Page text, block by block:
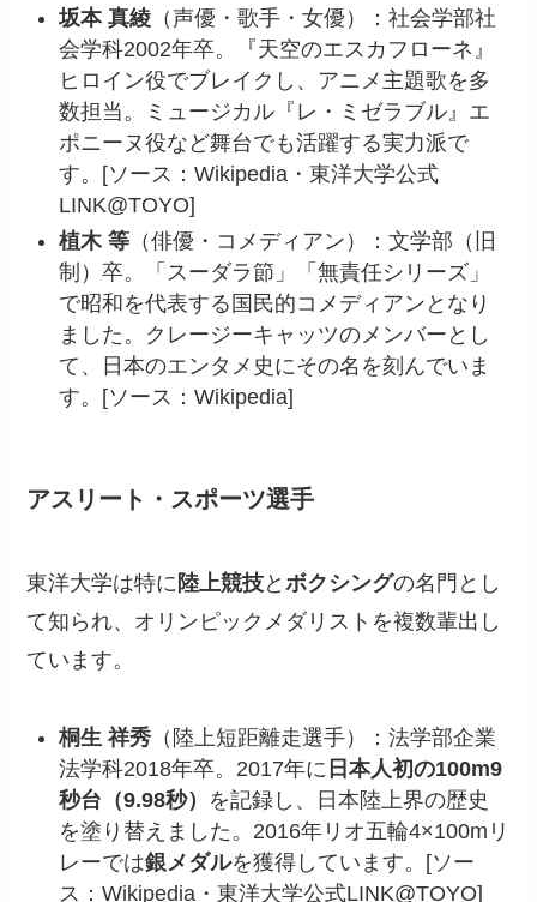
坂本 真綾 （声優・歌手・女優）：社会学部社
会学科2002年卒。『天空のエスカフローネ』
ヒロイン役でブレイクし、アニメ主題歌を多
数担当。ミュージカル『レ・ミゼラブル』エ
ポニーヌ役など舞台でも活躍する実力派で
す。[ソース：Wikipedia・東洋大学公式
LINK@TOYO]
植木 等 （俳優・コメディアン）：文学部（旧
制）卒。「スーダラ節」「無責任シリーズ」
で昭和を代表する国民的コメディアンとなり
ました。クレージーキャッツのメンバーとし
て、日本のエンタメ史にその名を刻んでいま
す。[ソース：Wikipedia]
アスリート・スポーツ選手
東洋大学は特に 陸上競技とボクシングの名門とし
て知られ、オリンピックメダリストを複数輩出し
ています。
桐生 祥秀 （陸上短距離走選手）：法学部企業
法学科2018年卒。2017年に 日本人初の100m9
秒台（9.98秒） を記録し、日本陸上界の歴史
を塗り替えました。2016年リオ五輪4×100mリ
レーでは銀メダルを獲得しています。[ソー
ス：Wikipedia・東洋大学公式LINK@TOYO]